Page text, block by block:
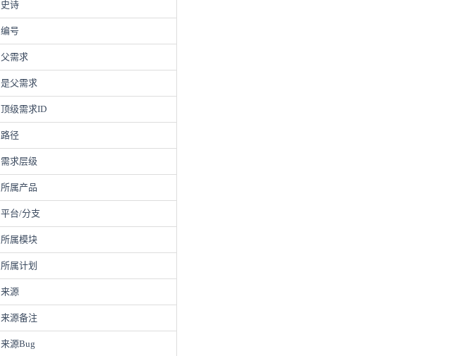
史诗
编号
父需求
是父需求
顶级需求ID
路径
需求层级
所属产品
平台/分支
所属模块
所属计划
来源
来源备注
来源Bug